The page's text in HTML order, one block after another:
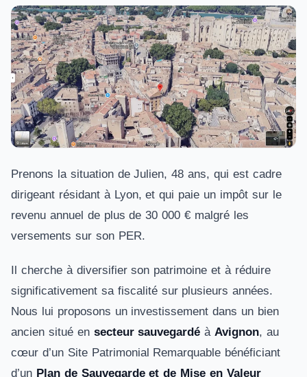
Prenons la situation de Julien, 48 ans, qui est cadre
dirigeant résidant à Lyon, et qui paie un impôt sur le
revenu annuel de plus de 30 000 € malgré les
versements sur son PER.
Il cherche à diversifier son patrimoine et à réduire
significativement sa fiscalité sur plusieurs années.
Nous lui proposons un investissement dans un bien
ancien situé en secteur sauvegardé àAvignon, au
cœur d’un Site Patrimonial Remarquable bénéficiant
d’un Plan de Sauvegarde et de Mise en Valeur